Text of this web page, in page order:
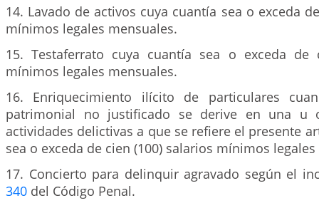
14. Lavado de activos cuya cuantía sea o exceda
mínimos legales mensuales.
15. Testaferrato cuya cuantía sea o exceda de
mínimos legales mensuales.
16. Enriquecimiento ilícito de particulares
patrimonial no justificado se derive en una u
actividades delictivas a que se refiere el presente
sea o exceda de cien (100) salarios mínimos
17. Concierto para delinquir agravado según el
340 del Código Penal.